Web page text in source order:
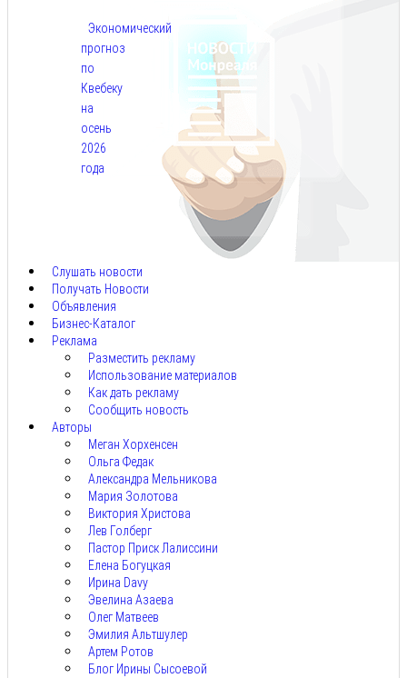
Экономический
прогноз
по
Квебеку
на
осень
2026
года
Слушать новости
Получать Новости
Объявления
Бизнес-Каталог
Реклама
Разместить рекламу
Использование материалов
Как дать рекламу
Сообщить новость
Авторы
Меган Хорхенсен
Ольга Федак
Александра Мельникова
Мария Золотова
Виктория Христова
Лев Голберг
Пастор Приск Лалиссини
Елена Богуцкая
Ирина Davy
Эвелина Азаева
Олег Матвеев
Эмилия Альтшулер
Артем Ротов
Блог Ирины Сысоевой